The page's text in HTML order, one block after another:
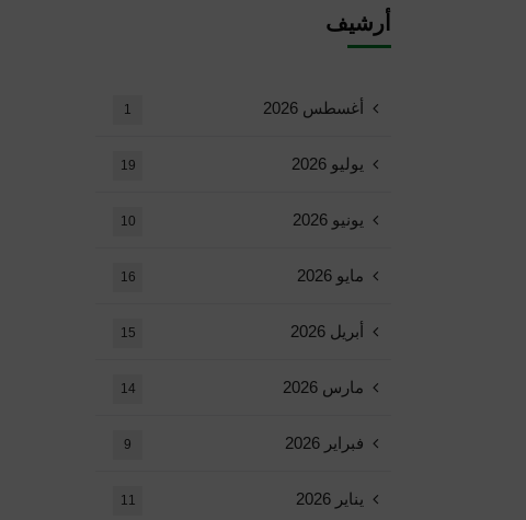
أرشيف
أغسطس 2026 1
يوليو 2026 19
يونيو 2026 10
مايو 2026 16
أبريل 2026 15
مارس 2026 14
فبراير 2026 9
يناير 2026 11